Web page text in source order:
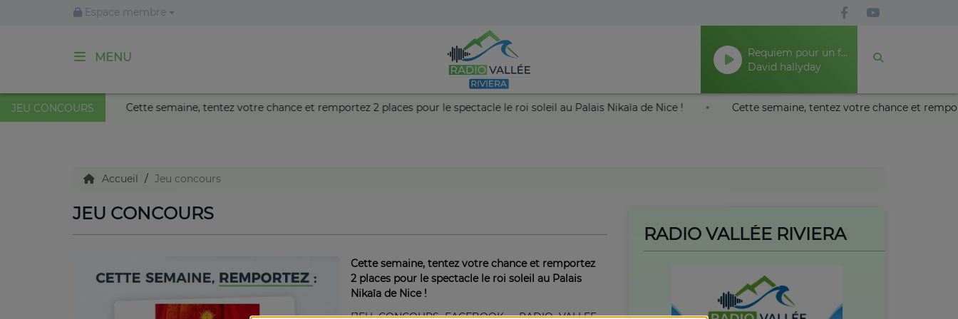
Espace membre
MENU
Requiem pour un fou
David hallyday
JEU CONCOURS
Nikaïa de Nice ! Cette semaine, tentez votre chance et remportez 2 places pour le spectacle le roi soleil au Palais Nikaïa de Nice ! Cette semaine, tentez votre chance
ACCUEIL
Accueil Jeu concours
JEU CONCOURS
Cette semaine, tentez votre chance et remportez
2 places pour le spectacle le roi soleil au Palais
Nikaïa de Nice !
RADIO VALLÉE RIVIERA